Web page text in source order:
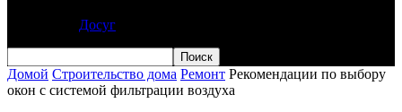
Досуг
Домой Строительство дома Ремонт Рекомендации по выбору
окон с системой фильтрации воздуха